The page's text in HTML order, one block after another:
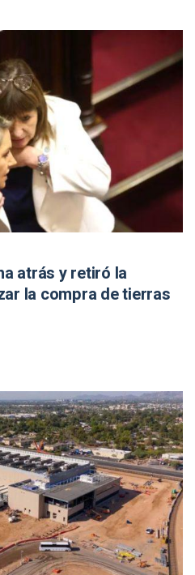
atrás y retiró la
la compra de tierras